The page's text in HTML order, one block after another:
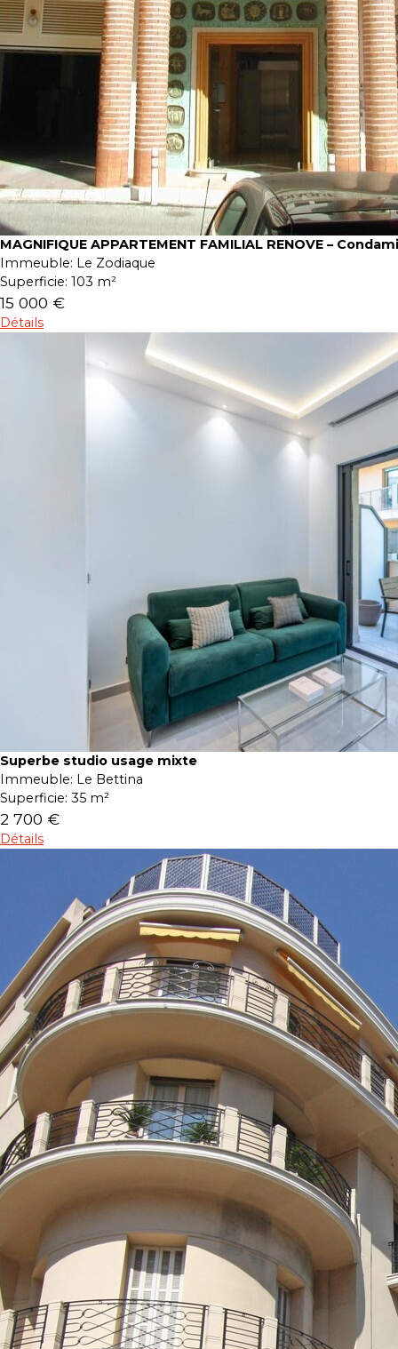
MAGNIFIQUE APPARTEMENT FAMILIAL RENOVE –
Immeuble: Le Zodiaque
Superficie: 103 m²
15 000 €
Détails
Superbe studio usage mixte
Immeuble: Le Bettina
Superficie: 35 m²
2 700 €
Détails